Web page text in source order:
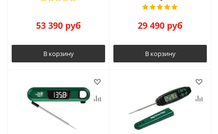
53 390 руб
В корзину
29 490 руб
В корзину